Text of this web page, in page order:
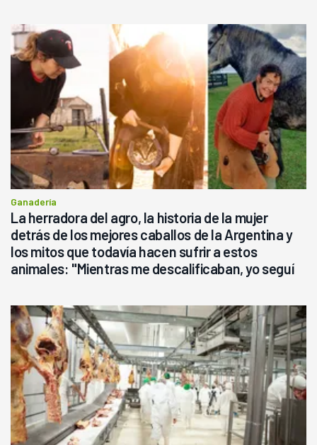
Ganadería
La herradora del agro, la historia de la mujer
detrás de los mejores caballos de la Argentina y
los mitos que todavía hacen sufrir a estos
animales: "Mientras me descalificaban, yo seguí